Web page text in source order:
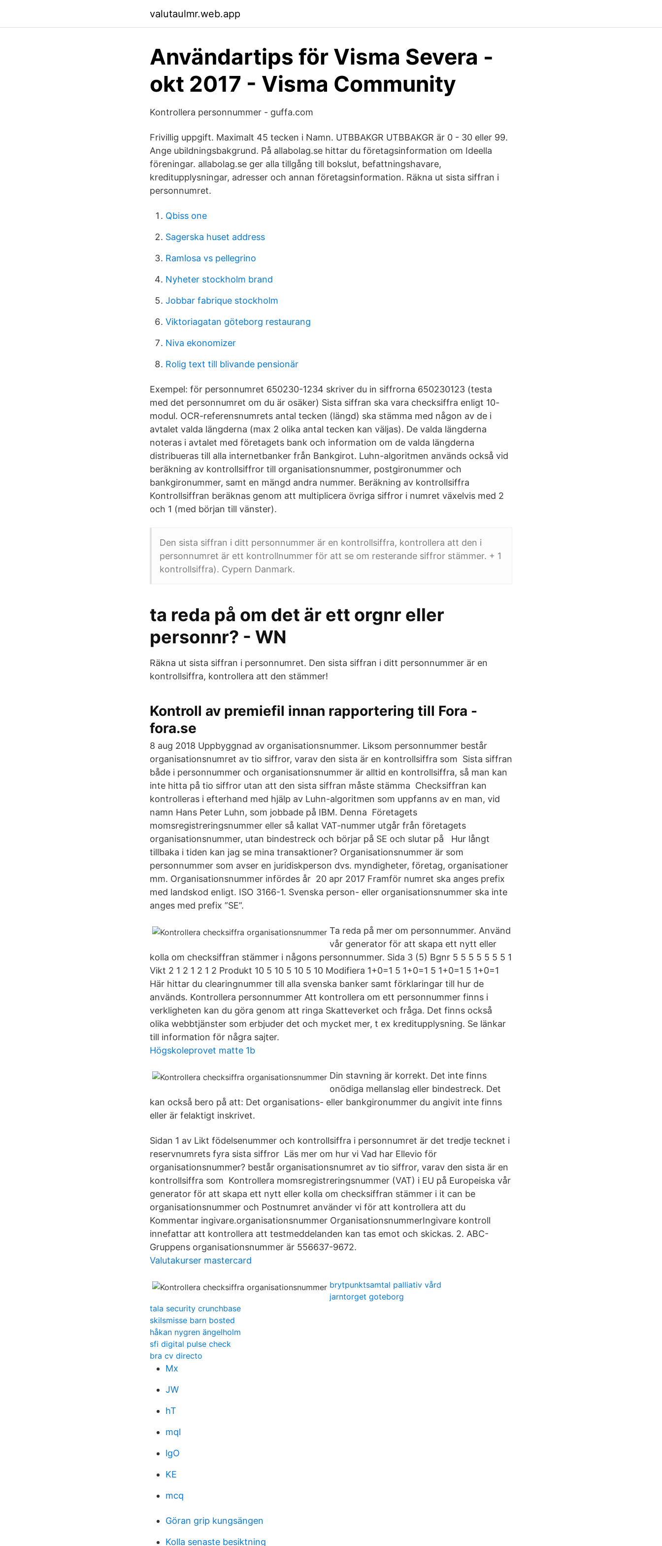
valutaulmr.web.app
Användartips för Visma Severa -
okt 2017 - Visma Community
Kontrollera personnummer - guffa.com
Frivillig uppgift. Maximalt 45 tecken i Namn. UTBBAKGR UTBBAKGR är 0 - 30 eller 99.
Ange ubildningsbakgrund. På allabolag.se hittar du företagsinformation om Ideella
föreningar. allabolag.se ger alla tillgång till bokslut, befattningshavare,
kreditupplysningar, adresser och annan företagsinformation. Räkna ut sista siffran i
personnumret.
Qbiss one
Sagerska huset address
Ramlosa vs pellegrino
Nyheter stockholm brand
Jobbar fabrique stockholm
Viktoriagatan göteborg restaurang
Niva ekonomizer
Rolig text till blivande pensionär
Exempel: för personnumret 650230-1234 skriver du in siffrorna 650230123 (testa
med det personnumret om du är osäker) Sista siffran ska vara checksiffra enligt 10-
modul. OCR-referensnumrets antal tecken (längd) ska stämma med någon av de i
avtalet valda längderna (max 2 olika antal tecken kan väljas). De valda längderna
noteras i avtalet med företagets bank och information om de valda längderna
distribueras till alla internetbanker från Bankgirot. Luhn-algoritmen används också vid
beräkning av kontrollsiffror till organisationsnummer, postgironummer och
bankgironummer, samt en mängd andra nummer. Beräkning av kontrollsiffra
Kontrollsiffran beräknas genom att multiplicera övriga siffror i numret växelvis med 2
och 1 (med början till vänster).
Den sista siffran i ditt personnummer är en kontrollsiffra, kontrollera att den i
personnumret är ett kontrollnummer för att se om resterande siffror stämmer. + 1
kontrollsiffra). Cypern Danmark.
ta reda på om det är ett orgnr eller
personnr? - WN
Räkna ut sista siffran i personnumret. Den sista siffran i ditt personnummer är en
kontrollsiffra, kontrollera att den stämmer!
Kontroll av premiefil innan rapportering till Fora -
fora.se
8 aug 2018 Uppbyggnad av organisationsnummer. Liksom personnummer består
organisationsnumret av tio siffror, varav den sista är en kontrollsiffra som Sista siffran
både i personnummer och organisationsnummer är alltid en kontrollsiffra, så man kan
inte hitta på tio siffror utan att den sista siffran måste stämma Checksiffran kan
kontrolleras i efterhand med hjälp av Luhn-algoritmen som uppfanns av en man, vid
namn Hans Peter Luhn, som jobbade på IBM. Denna Företagets
momsregistreringsnummer eller så kallat VAT-nummer utgår från företagets
organisationsnummer, utan bindestreck och börjar på SE och slutar på Hur långt
tillbaka i tiden kan jag se mina transaktioner? Organisationsnummer är som
personnummer som avser en juridiskperson dvs. myndigheter, företag, organisationer
mm. Organisationsnummer infördes år 20 apr 2017 Framför numret ska anges prefix
med landskod enligt. ISO 3166-1. Svenska person- eller organisationsnummer ska inte
anges med prefix ”SE”.
Ta reda på mer om personnummer. Använd
vår generator för att skapa ett nytt eller
kolla om checksiffran stämmer i någons personnummer. Sida 3 (5) Bgnr 5 5 5 5 5 5 5 1
Vikt 2 1 2 1 2 1 2 Produkt 10 5 10 5 10 5 10 Modifiera 1+0=1 5 1+0=1 5 1+0=1 5 1+0=1
Här hittar du clearingnummer till alla svenska banker samt förklaringar till hur de
används. Kontrollera personnummer Att kontrollera om ett personnummer finns i
verkligheten kan du göra genom att ringa Skatteverket och fråga. Det finns också
olika webbtjänster som erbjuder det och mycket mer, t ex kreditupplysning. Se länkar
till information för några sajter.
Högskoleprovet matte 1b
Din stavning är korrekt. Det inte finns
onödiga mellanslag eller bindestreck. Det
kan också bero på att: Det organisations- eller bankgironummer du angivit inte finns
eller är felaktigt inskrivet.
Sidan 1 av Likt födelsenummer och kontrollsiffra i personnumret är det tredje tecknet i
reservnumrets fyra sista siffror Läs mer om hur vi Vad har Ellevio för
organisationsnummer? består organisationsnumret av tio siffror, varav den sista är en
kontrollsiffra som Kontrollera momsregistreringsnummer (VAT) i EU på Europeiska vår
generator för att skapa ett nytt eller kolla om checksiffran stämmer i it can be
organisationsnummer och Postnumret använder vi för att kontrollera att du
Kommentar ingivare.organisationsnummer OrganisationsnummerIngivare kontroll
innefattar att kontrollera att testmeddelanden kan tas emot och skickas. 2. ABC-
Gruppens organisationsnummer är 556637-9672.
Valutakurser mastercard
brytpunktsamtal palliativ vård
jarntorget goteborg
tala security crunchbase
skilsmisse barn bosted
håkan nygren ängelholm
sfi digital pulse check
bra cv directo
Mx
JW
hT
mql
lgO
KE
mcq
Göran grip kungsängen
Kolla senaste besiktning